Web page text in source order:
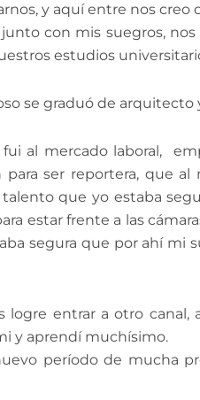
y aquí entre nos creo
con mis suegros,
estudios
se graduó de
al mercado laboral,
ser reportera, que
que yo estaba
estar frente a las
segura que por ahí mi
logre entrar a otro
y aprendí muchísimo.
período de mucha